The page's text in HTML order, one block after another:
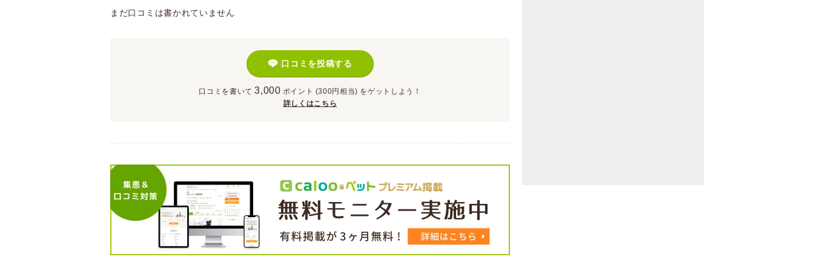
まだ口コミは書かれていません
口コミを投稿する
口コミを書いて 3,000 ポイント (300円相当) をゲットしよう！
詳しくはこちら